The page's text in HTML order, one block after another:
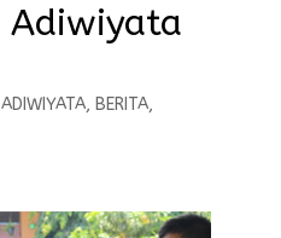
Adiwiyata
ADIWIYATA, BERITA,